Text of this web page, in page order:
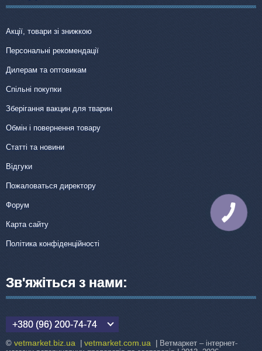
Акції, товари зі знижкою
Персональні рекомендації
Дилерам та оптовикам
Спільні покупки
Зберігання вакцин для тварин
Обмін і повернення товару
Статті та новини
Відгуки
Пожаловаться директору
Форум
Карта сайту
Політика конфіденційності
Зв'яжіться з нами:
+380 (96) 200-74-74
© vetmarket.biz.ua vetmarket.com.ua | Ветмаркет – інтернет-
КНОПКА
ЗВ'ЯЗКУ